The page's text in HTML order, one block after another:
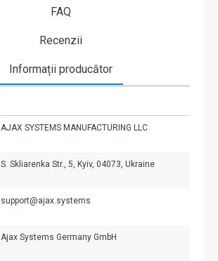
FAQ
Recenzii
Informații producător
AJAX SYSTEMS MANUFACTURING LLC
S. Skliarenka Str., 5, Kyiv, 04073, Ukraine
support@ajax.systems
Ajax Systems Germany GmbH